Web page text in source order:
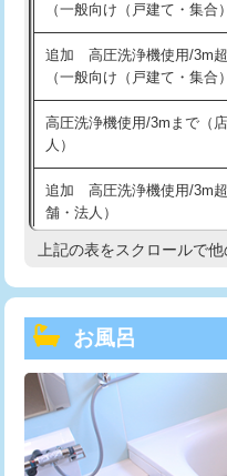
（一般向け（戸建て・集合
追加 高圧洗浄機使用/3m超
（一般向け（戸建て・集合
高圧洗浄機使用/3mまで（
人）
追加 高圧洗浄機使用/3m
舗・法人）
高度高圧洗浄換
トーラー機使用/3mまで
追加トーラー機使用/3m超え
カメラ調査
上記の表をスクロールで
お風呂